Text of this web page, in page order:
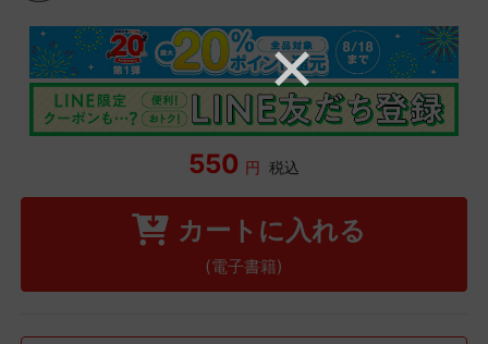
550 円 税込
カートに入れる
(電子書籍)